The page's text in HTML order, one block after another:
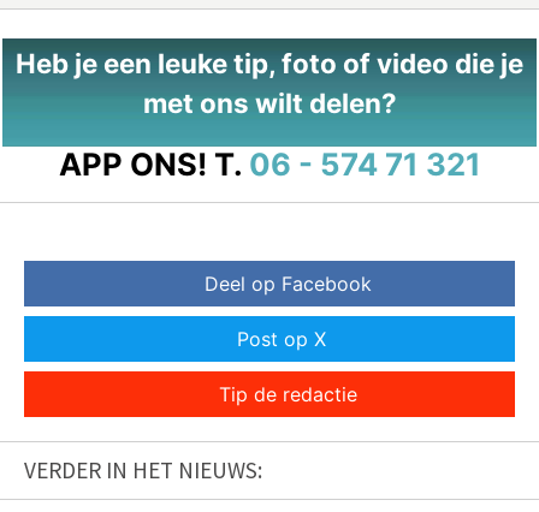
Heb je een leuke tip, foto of video die je
met ons wilt delen?
APP ONS! T. 06 - 574 71 321
Deel op Facebook
Post op X
Tip de redactie
VERDER IN HET NIEUWS: